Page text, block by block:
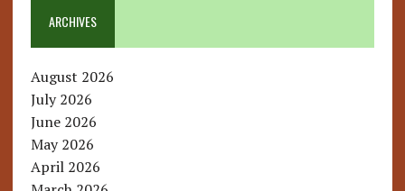
ARCHIVES
August 2026
July 2026
June 2026
May 2026
April 2026